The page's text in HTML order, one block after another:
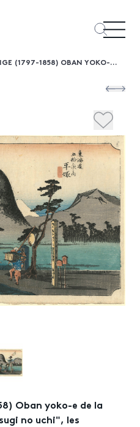
ANDO HIROSHIGE (1797-1858) OBAN YOKO-E DE LA SÉRIE "TOKAIDO GOJUSAN TSUGI NO UCHI", LES CINQUANTE-TROIS STATIONS DU TOKAIDO, S...
Oban yoko-e de la
no uchi", les